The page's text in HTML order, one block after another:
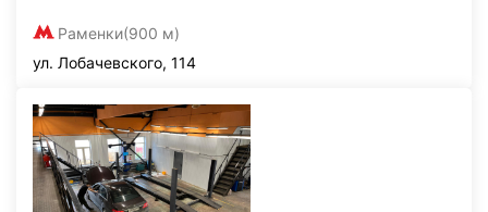
Раменки(900 м)
ул. Лобачевского, 114